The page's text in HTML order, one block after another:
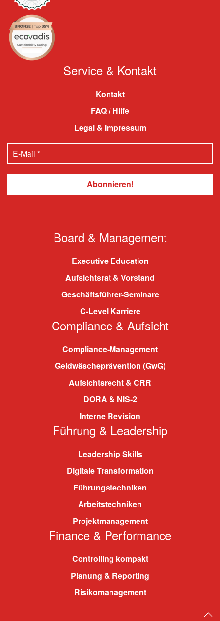
Service & Kontakt
Kontakt
FAQ / Hilfe
Legal & Impressum
Board & Management
Executive Education
Aufsichtsrat & Vorstand
Geschäftsführer-Seminare
C-Level Karriere
Compliance & Aufsicht
Compliance-Management
Geldwäscheprävention (GwG)
Aufsichtsrecht & CRR
DORA & NIS-2
Interne Revision
Führung & Leadership
Leadership Skills
Digitale Transformation
Führungstechniken
Arbeitstechniken
Projektmanagement
Finance & Performance
Controlling kompakt
Planung & Reporting
Risikomanagement